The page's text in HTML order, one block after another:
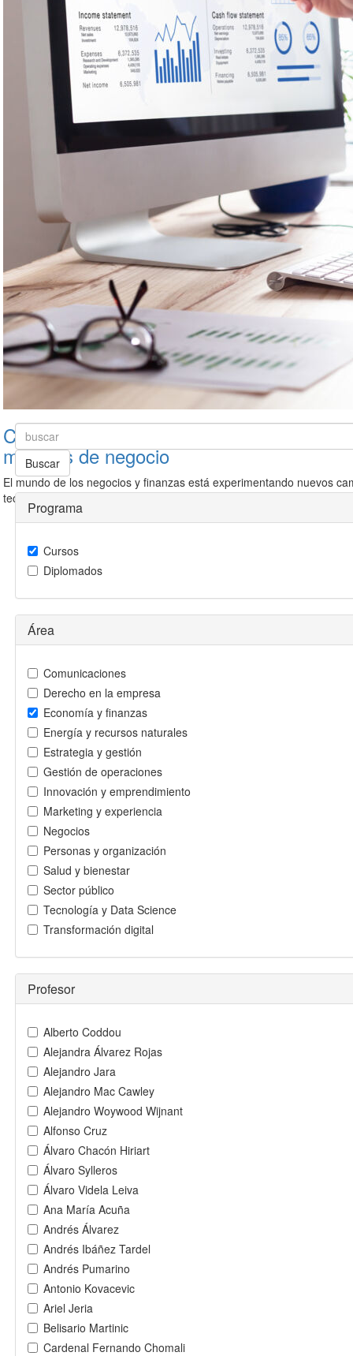
Curso Fintech: la tecnología y los nuevos
modelos de negocio
El mundo de los negocios y finanzas está experimentando nuevos
tecnológicos y hay que estar preparados. Aprende sobre
Ver
Buscar
Programa
Cursos
Diplomados
Área
Comunicaciones
Derecho en la empresa
Economía y finanzas
Energía y recursos naturales
Estrategia y gestión
Gestión de operaciones
Innovación y emprendimiento
Marketing y experiencia
Negocios
Personas y organización
Salud y bienestar
Sector público
Tecnología y Data Science
Transformación digital
Profesor
Alberto Coddou
Alejandra Álvarez Rojas
Alejandro Jara
Alejandro Mac Cawley
Alejandro Woywood Wijnant
Alfonso Cruz
Álvaro Chacón Hiriart
Álvaro Sylleros
Álvaro Videla Leiva
Ana María Acuña
Andrés Álvarez
Andrés Ibáñez Tardel
Andrés Pumarino
Antonio Kovacevic
Ariel Jeria
Belisario Martinic
Cardenal Fernando Chomali